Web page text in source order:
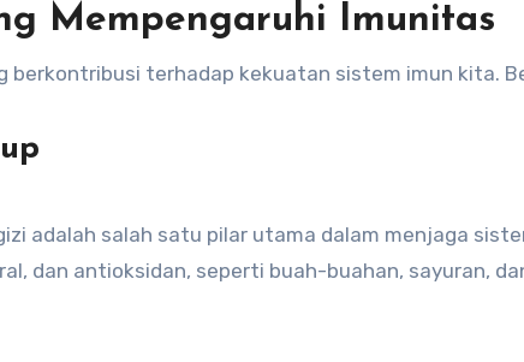
Mempengaruhi Imunitas
berkontribusi terhadap kekuatan sistem imun kita.
adalah salah satu pilar utama dalam menjaga
dan antioksidan, seperti buah-buahan, sayuran,